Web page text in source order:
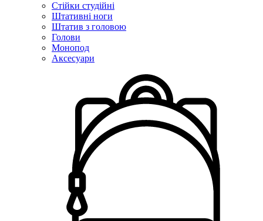
Стійки студійні
Штативні ноги
Штатив з головою
Голови
Монопод
Аксесуари